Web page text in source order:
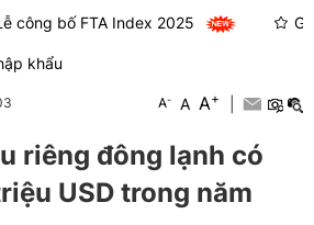
bố FTA Index 2025
Giá
khẩu
A- A A+
riêng đông lạnh có
USD trong năm